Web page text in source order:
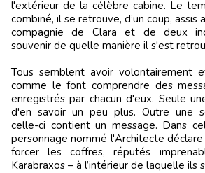
l'extérieur de la célèbre cabine. Le
combiné, il se retrouve, d’un coup,
compagnie de Clara et de deux
souvenir de quelle manière il s'est
Tous semblent avoir volontairement
comme le font comprendre des
enregistrés par chacun d'eux. Seule
d'en savoir un peu plus. Outre une
celle-ci contient un message. Dans
personnage nommé l'Architecte
forcer les coffres, réputés
Karabraxos – à l’intérieur de laquelle ils